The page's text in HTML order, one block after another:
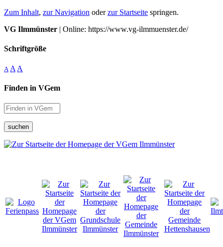
Zum Inhalt, zur Navigation oderzur Startseite springen.
VG Ilmmünster | Online: https://www.vg-ilmmuenster.de/
Schriftgröße
A A A
Finden in VGem
suchen